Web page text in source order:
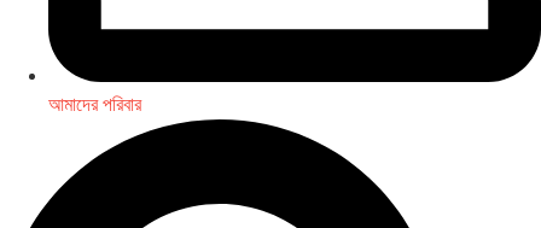
আমাদের পরিবার